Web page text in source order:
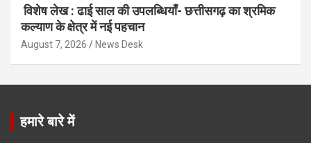
विशेष लेख : ढाई साल की उपलब्धियाँ- छत्तीसगढ़ का श्रमिक
कल्याण के क्षेत्र में नई पहचान
August 7, 2026 News Desk
हमारे बारे में